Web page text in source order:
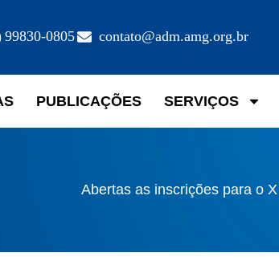
99830-0805 contato@adm.amg.org.br
PUBLICAÇÕES SERVIÇOS
Abertas as inscrições para o